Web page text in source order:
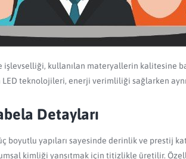
işlevselliği, kullanılan materyallerin kalitesine
LED teknolojileri, enerji verimliliği sağlarken
Detayları
boyutlu yapıları sayesinde derinlik ve prestij
kimliği yansıtmak için titizlikle üretilir.